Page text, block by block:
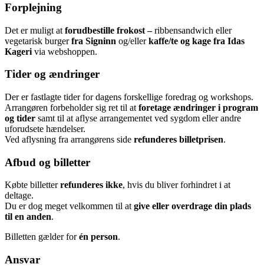
Forplejning
Det er muligt at forudbestille frokost –ribbensandwich eller
vegetarisk burgerfra Signinn og/ellerkaffe/te og kage fra Idas
Kageri via webshoppen.
Tider og ændringer
Der er fastlagte tider for dagens forskellige foredrag og workshops.
Arrangøren forbeholder sig ret til at foretage ændringer i program
og tider samt til at aflyse arrangementet ved sygdom eller andre
uforudsete hændelser.
Ved aflysning fra arrangørens side refunderes billetprisen.
Afbud og billetter
Købte billetterrefunderes ikke, hvis du bliver forhindret i at
deltage.
Du er dog meget velkommen til atgive eller overdrage din plads
til en anden.
Billetten gælder forén person.
Ansvar